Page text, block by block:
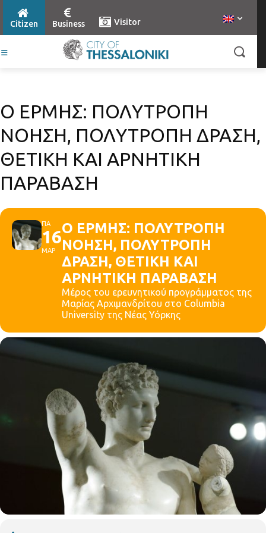
Citizen Business Visitor
Ο ΕΡΜΗΣ: ΠΟΛΥΤΡΟΠΗ
ΝΟΗΣΗ, ΠΟΛΥΤΡΟΠΗ ΔΡΑΣΗ,
ΘΕΤΙΚΗ ΚΑΙ ΑΡΝΗΤΙΚΗ
ΠΑΡΑΒΑΣΗ
ΠΑ
16
ΜΑΡ
Ο ΕΡΜΗΣ: ΠΟΛΥΤΡΟΠΗ
ΝΟΗΣΗ, ΠΟΛΥΤΡΟΠΗ
ΔΡΑΣΗ, ΘΕΤΙΚΗ ΚΑΙ
ΑΡΝΗΤΙΚΗ ΠΑΡΑΒΑΣΗ
Μέρος του ερευνητικού προγράμματος της
Μαρίας Αρχιμανδρίτου στο Columbia
University της Νέας Υόρκης